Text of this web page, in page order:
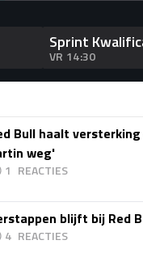
Sprint
VR 14:30
Bull haalt
weg'
1
blijft bij Red
4